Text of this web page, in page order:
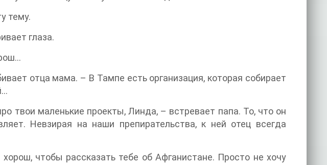
тему.
глаза.
отца мама. – В Тампе есть организация, которая собирает
твои маленькие проекты, Линда, – встревает папа. То, что он
Невзирая на наши препирательства, к ней отец всегда
чтобы рассказать тебе об Афганистане. Просто не хочу